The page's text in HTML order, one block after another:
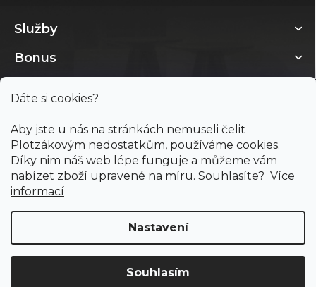
Dáte si cookies?
Aby jste u nás na stránkách nemuseli čelit
Plotzákovým nedostatkům, používáme cookies.
Díky nim náš web lépe funguje a můžeme vám
nabízet zboží upravené na míru. Souhlasíte? Více
informací
Nastavení
Souhlasím
Služby
Bonus
Copyright 2026PODLAHY PLOTZ s.r.o.. Všechna práva